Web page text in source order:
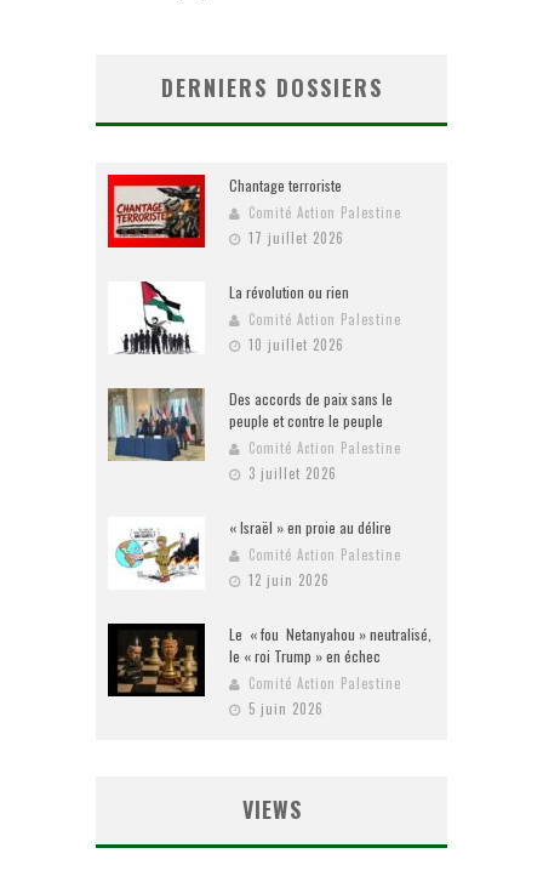
DERNIERS DOSSIERS
Chantage terroriste
Comité Action Palestine
17 juillet 2026
La révolution ou rien
Comité Action Palestine
10 juillet 2026
Des accords de paix sans le
peuple et contre le peuple
Comité Action Palestine
3 juillet 2026
« Israël » en proie au délire
Comité Action Palestine
12 juin 2026
Le « fou Netanyahou » neutralisé,
le « roi Trump » en échec
Comité Action Palestine
5 juin 2026
VIEWS